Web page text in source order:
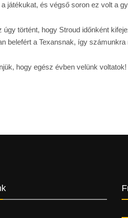
játékukat, és végső soron ez volt a
úgy történt, hogy Stroud időnként
belefért a Texansnak, így
hogy egész évben velünk voltatok!